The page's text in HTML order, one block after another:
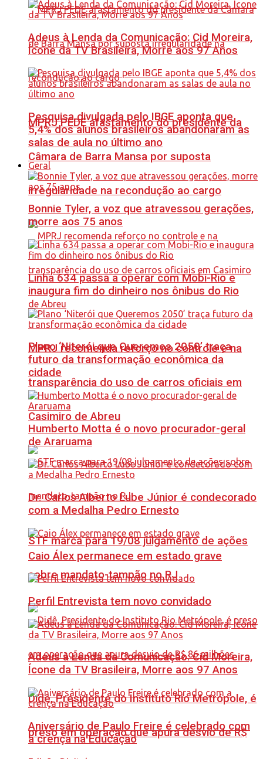
MPRJ PEDE afastamento do presidente da
Câmara de Barra Mansa por suposta
irregularidade na recondução ao cargo
MPRJ recomenda reforço no controle e na
transparência do uso de carros oficiais em
Casimiro de Abreu
STF marca para 19/08 julgamento de ações
sobre mandato-tampão no RJ
Didê, Presidente do Instituto Rio Metrópole, é
preso em operação que apura desvio de R$
Adeus à Lenda da Comunicação: Cid Moreira,
Ícone da TV Brasileira, Morre aos 97 Anos
Pesquisa divulgada pelo IBGE aponta que
5,4% dos alunos brasileiros abandonaram as
salas de aula no último ano
Geral
Bonnie Tyler, a voz que atravessou gerações,
morre aos 75 anos
Linha 634 passa a operar com Mobi-Rio e
inaugura fim do dinheiro nos ônibus do Rio
Plano ‘Niterói que Queremos 2050’ traça
futuro da transformação econômica da
cidade
Humberto Motta é o novo procurador-geral
de Araruama
Dr. Carlos Alberto Lube Júnior é condecorado
com a Medalha Pedro Ernesto
Caio Álex permanece em estado grave
Perfil Entrevista tem novo convidado
Adeus à Lenda da Comunicação: Cid Moreira,
Ícone da TV Brasileira, Morre aos 97 Anos
Aniversário de Paulo Freire é celebrado com
a crença na Educação